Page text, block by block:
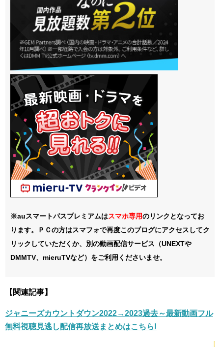
※auスマートパスプレミアムはスマホ専用のリンクとなってお
ります。ＰＣの方はスマフォで再度このブログにアクセスしてク
リックしていただくか、別の動画配信サービス（UNEXTや
DMMTV、mieruTVなど）をご利用くださいませ。
【関連記事】
ジャニーズカウントダウン2022→2023過去～最新動画フル
無料視聴見逃し配信再放送まとめはこちら!